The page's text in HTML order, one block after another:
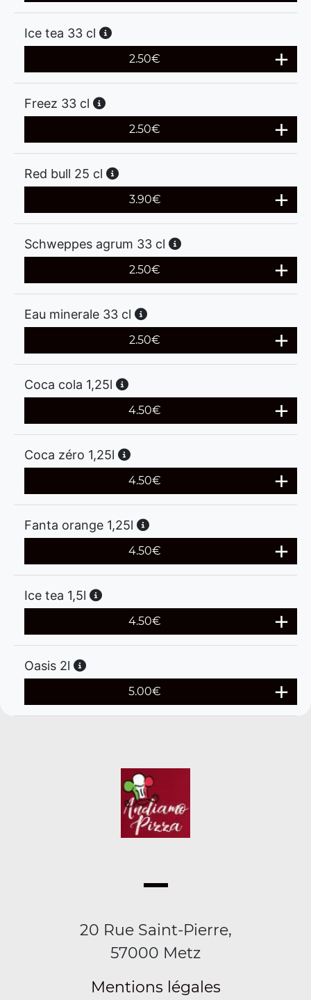
Ice tea 33 cl
2.50€
Freez 33 cl
2.50€
Red bull 25 cl
3.90€
Schweppes agrum 33 cl
2.50€
Eau minerale 33 cl
2.50€
Coca cola 1,25l
4.50€
Coca zéro 1,25l
4.50€
Fanta orange 1,25l
4.50€
Ice tea 1,5l
4.50€
Oasis 2l
5.00€
20 Rue Saint-Pierre,
57000 Metz
Mentions légales